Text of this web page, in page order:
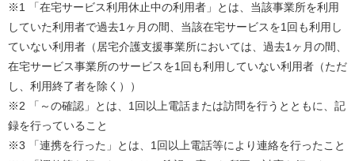
※1 「在宅サービス利用休止中の利用者」とは、当該事業所を利用
していた利用者で過去1ヶ月の間、当該在宅サービスを1回も利用し
ていない利用者（居宅介護支援事業所においては、過去1ヶ月の間、
在宅サービス事業所のサービスを1回も利用していない利用者（ただ
し、利用終了者を除く））
※2 「～の確認」とは、1回以上電話または訪問を行うとともに、記
録を行っていること
※3 「連携を行った」とは、1回以上電話等により連絡を行ったこと